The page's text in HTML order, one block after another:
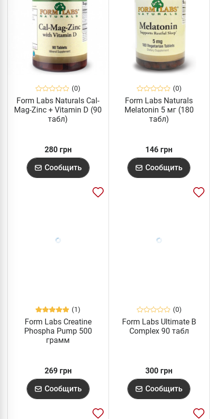
(0)
Form Labs Naturals Cal-
Mag-Zinc + Vitamin D (90
табл)
280 грн
Сообщить
(0)
Form Labs Naturals
Melatonin 5 мг (180
табл)
146 грн
Сообщить
(1)
Form Labs Creatine
Phospha Pump 500
грамм
269 грн
Сообщить
(0)
Form Labs Ultimate B
Complex 90 табл
300 грн
Сообщить